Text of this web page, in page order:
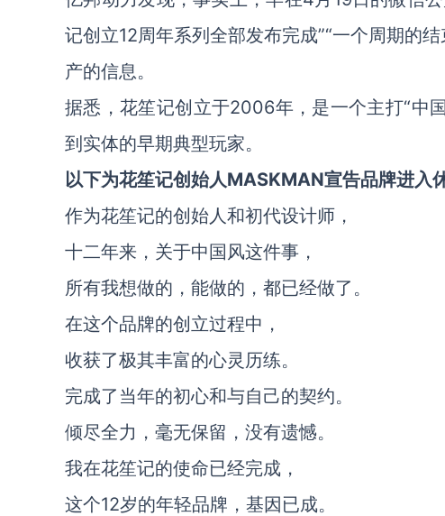
记创立12周年系列全部发布完成”“一个周期的
产的信息。
据悉，花笙记创立于2006年，是一个主打“中
到实体的早期典型玩家。
以下为花笙记创始人MASKMAN宣告品牌进入
作为花笙记的创始人和初代设计师，
十二年来，关于中国风这件事，
所有我想做的，能做的，都已经做了。
在这个品牌的创立过程中，
收获了极其丰富的心灵历练。
完成了当年的初心和与自己的契约。
倾尽全力，毫无保留，没有遗憾。
我在花笙记的使命已经完成，
这个12岁的年轻品牌，基因已成。